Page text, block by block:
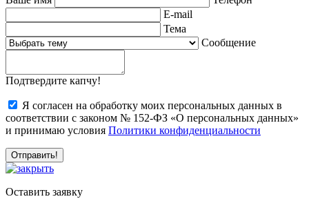
E-mail
Тема
Сообщение
Подтвердите капчу!
Я согласен на обработку моих персональных данных в
соответствии с законом № 152-ФЗ «О персональных данных»
и принимаю условия Политики конфиденциальности
Оставить заявку